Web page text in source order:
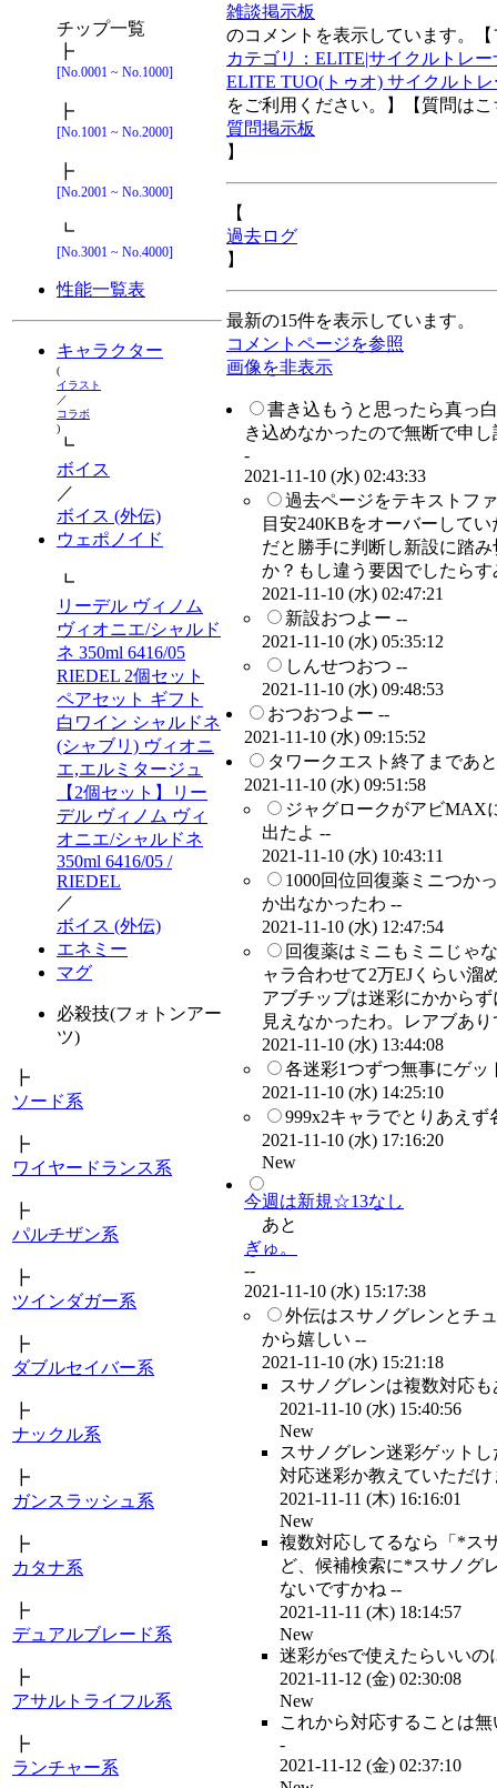
チップ一覧
┣
[No.0001 ~ No.1000]
┣
[No.1001 ~ No.2000]
┣
[No.2001 ~ No.3000]
┗
[No.3001 ~ No.4000]
性能一覧表
キャラクター
(
イラスト
／
コラボ
)
┗
ボイス
／
ボイス (外伝)
ウェポノイド
┗
リーデル ヴィノム
ヴィオニエ/シャルド
ネ 350ml 6416/05
RIEDEL 2個セット
ペアセット ギフト
白ワイン シャルドネ
(シャブリ) ヴィオニ
エ,エルミタージュ
【2個セット】リー
デル ヴィノム ヴィ
オニエ/シャルドネ
350ml 6416/05 /
RIEDEL
／
ボイス (外伝)
エネミー
マグ
必殺技(フォトンアー
ツ)
┣
ソード系
┣
ワイヤードランス系
┣
パルチザン系
┣
ツインダガー系
┣
ダブルセイバー系
┣
ナックル系
┣
ガンスラッシュ系
┣
カタナ系
┣
デュアルブレード系
┣
アサルトライフル系
┣
ランチャー系
雑談掲示板
のコメントを表示しています。
カテゴリ：ELITE|サイクルトレ
ELITE TUO(トゥオ) サイクルトレ
をご利用ください。】【質問は
質問掲示板
】
【
過去ログ
】
最新の15件を表示しています。
コメントページを参照
画像を非表示
書き込もうと思ったら真っ
き込めなかったので無断で申
-
2021-11-10 (水) 02:43:33
過去ページをテキストフ
目安240KBをオーバーして
だと勝手に判断し新設に踏
か？もし違う要因でしたら
2021-11-10 (水) 02:47:21
新設おつよー --
2021-11-10 (水) 05:35:12
しんせつおつ --
2021-11-10 (水) 09:48:53
おつおつよー --
2021-11-10 (水) 09:15:52
タワークエスト終了まであ
2021-11-10 (水) 09:51:58
ジャグロークがアビMAX
出たよ --
2021-11-10 (水) 10:43:11
1000回位回復薬ミニつか
か出なかったわ --
2021-11-10 (水) 12:47:54
回復薬はミニもミニじゃ
ャラ合わせて2万EJくらい溜
アブチップは迷彩にかから
見えなかったわ。レアブあ
2021-11-10 (水) 13:44:08
各迷彩1つずつ無事にゲッ
2021-11-10 (水) 14:25:10
999x2キャラでとりあえ
2021-11-10 (水) 17:16:20
New
今週は新規☆13なし
あと
ぎゅ。
--
2021-11-10 (水) 15:17:38
外伝はスサノグレンとチ
から嬉しい --
2021-11-10 (水) 15:21:18
スサノグレンは複数対応
2021-11-10 (水) 15:40:56
New
スサノグレン迷彩ゲット
対応迷彩か教えていただ
2021-11-11 (木) 16:16:01
New
複数対応してるなら「*ス
ど、候補検索に*スサノグ
ないですかね --
2021-11-11 (木) 18:14:57
New
迷彩がesで使えたらいい
2021-11-12 (金) 02:30:08
New
これから対応することは
-
2021-11-12 (金) 02:37:10